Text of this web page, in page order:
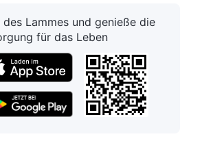
Unterschied zwischen dem
Wiedergeben von Worten und
Wahrheitsrealität (Auszug 69)
Das Wort Gottes | Worte über
den Dienst an Gott (Auszug 70)
des Lammes und genieße die
für das Leben